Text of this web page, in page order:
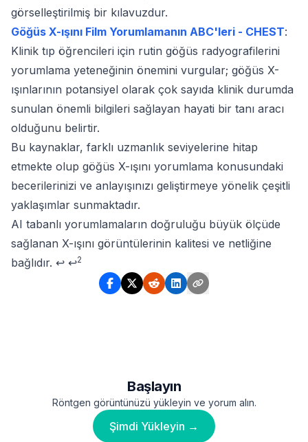
görselleştirilmiş bir kılavuzdur.
Göğüs X-ışını Film Yorumlamanın ABC'leri - CHEST:
Klinik tıp öğrencileri için rutin göğüs radyografilerini
yorumlama yeteneğinin önemini vurgular; göğüs X-
ışınlarının potansiyel olarak çok sayıda klinik durumda
sunulan önemli bilgileri sağlayan hayati bir tanı aracı
olduğunu belirtir.
Bu kaynaklar, farklı uzmanlık seviyelerine hitap
etmekte olup göğüs X-ışını yorumlama konusundaki
becerilerinizi ve anlayışınızı geliştirmeye yönelik çeşitli
yaklaşımlar sunmaktadır.
Footnotes
AI tabanlı yorumlamaların doğruluğu büyük ölçüde
sağlanan X-ışını görüntülerinin kalitesi ve netliğine
bağlıdır. ↩ ↩2
Başlayın
Röntgen görüntünüzü yükleyin ve yorum alın.
Şimdi Yükleyin →